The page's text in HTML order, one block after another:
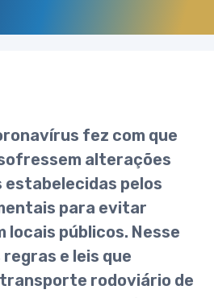
fez com que
alterações
estabelecidas pelos
para evitar
locais públicos. Nesse
e leis que
rodoviário de